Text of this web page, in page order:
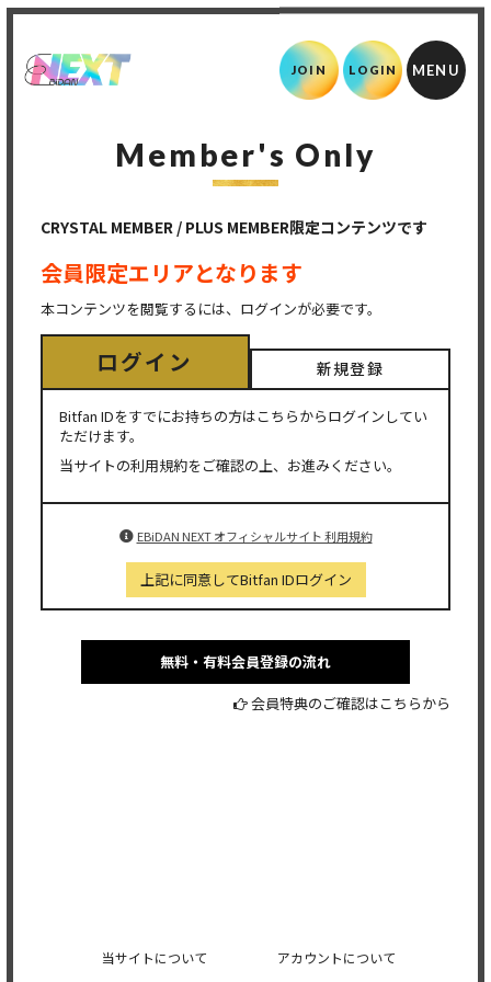
JOIN LOGIN
Member's Only
CRYSTAL MEMBER / PLUS MEMBER限定コンテンツです
会員限定エリアとなります
本コンテンツを閲覧するには、ログインが必要です。
ログイン 新規登録
Bitfan IDをすでにお持ちの方はこちらからログインしてい
ただけます。
当サイトの利用規約をご確認の上、お進みください。
EBiDAN NEXT オフィシャルサイト 利用規約
上記に同意してBitfan IDログイン
無料・有料会員登録の流れ
会員特典のご確認はこちらから
当サイトについて アカウントについて